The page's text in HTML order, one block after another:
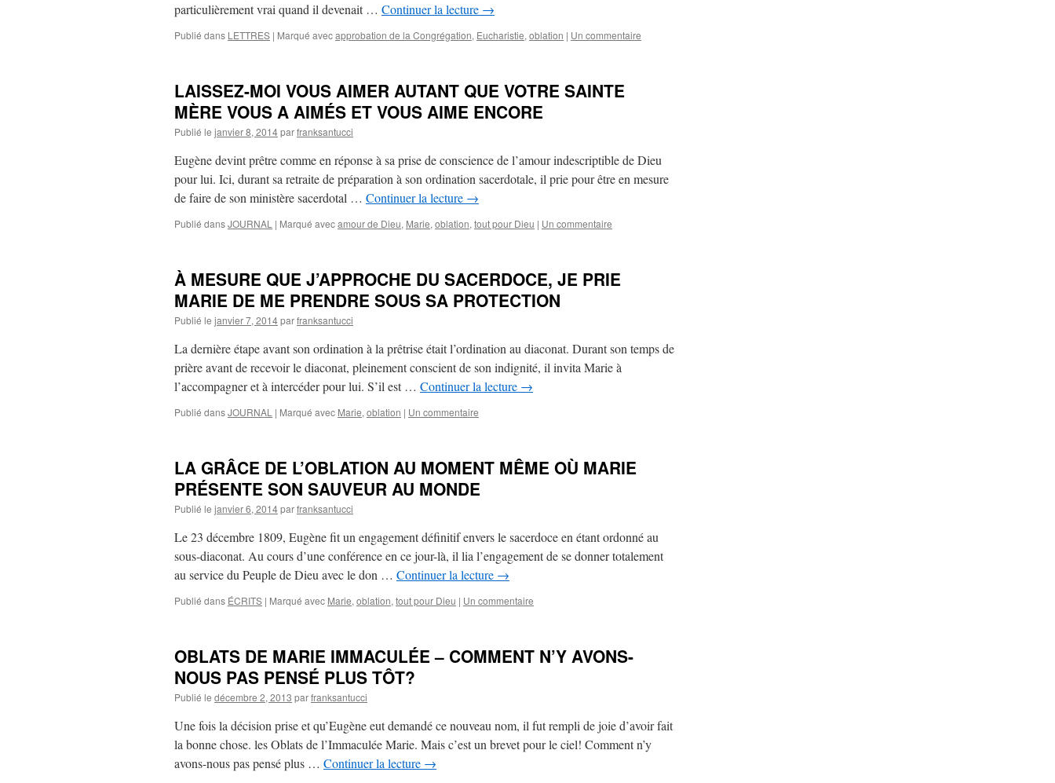
particulièrement vrai quand il devenait … Continuer la lecture →
Publié dans LETTRES | Marqué avecapprobation de la Congrégation, Eucharistie, oblation | Un commentaire
LAISSEZ-MOI VOUS AIMER AUTANT QUE VOTRE SAINTE
MÈRE VOUS A AIMÉS ET VOUS AIME ENCORE
Publié le janvier 8, 2014parfranksantucci
Eugène devint prêtre comme en réponse à sa prise de conscience de l’amour indescriptible de Dieu
pour lui. Ici, durant sa retraite de préparation à son ordination sacerdotale, il prie pour être en mesure
de faire de son ministère sacerdotal … Continuer la lecture →
Publié dansJOURNAL | Marqué avecamour de Dieu, Marie, oblation, tout pour Dieu | Un commentaire
À MESURE QUE J’APPROCHE DU SACERDOCE, JE PRIE
MARIE DE ME PRENDRE SOUS SA PROTECTION
Publié le janvier 7, 2014parfranksantucci
La dernière étape avant son ordination à la prêtrise était l’ordination au diaconat. Durant son temps de
prière avant de recevoir le diaconat, pleinement conscient de son indignité, il invita Marie à
l’accompagner et à intercéder pour lui. S’il est … Continuer la lecture →
Publié dansJOURNAL | Marqué avec Marie, oblation | Un commentaire
LA GRÂCE DE L’OBLATION AU MOMENT MÊME OÙ MARIE
PRÉSENTE SON SAUVEUR AU MONDE
Publié le janvier 6, 2014parfranksantucci
Le 23 décembre 1809, Eugène fit un engagement définitif envers le sacerdoce en étant ordonné au
sous-diaconat. Au cours d’une conférence en ce jour-là, il lia l’engagement de se donner totalement
au service du Peuple de Dieu avec le don … Continuer la lecture →
Publié dans ÉCRITS | Marqué avec Marie, oblation, tout pour Dieu | Un commentaire
OBLATS DE MARIE IMMACULÉE – COMMENT N’Y AVONS-
NOUS PAS PENSÉ PLUS TÔT?
Publié le décembre 2, 2013 parfranksantucci
Une fois la décision prise et qu’Eugène eut demandé ce nouveau nom, il fut rempli de joie d’avoir fait
la bonne chose. les Oblats de l’Immaculée Marie. Mais c’est un brevet pour le ciel! Comment n’y
avons-nous pas pensé plus … Continuer la lecture →